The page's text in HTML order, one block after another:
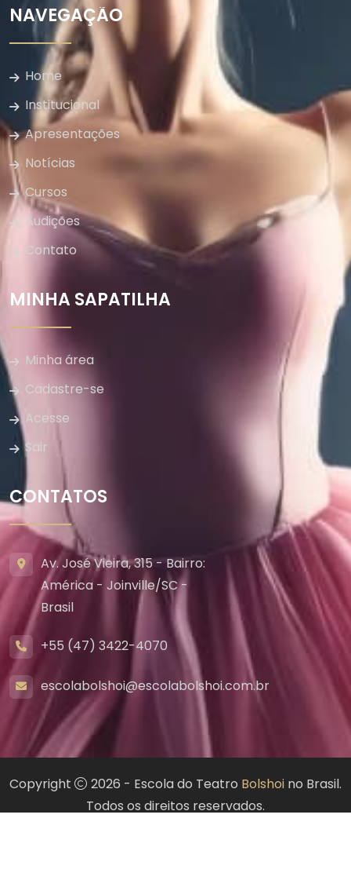
NAVEGAÇÃO
Home
Institucional
Apresentações
Notícias
Cursos
Audições
Contato
MINHA SAPATILHA
Minha área
Cadastre-se
Acesse
Sair
CONTATOS
Av. José Vieira, 315 - Bairro:
América - Joinville/SC -
Brasil
+55 (47) 3422-4070
escolabolshoi@escolabolshoi.com.br
Copyright 2026 - Escola do Teatro Bolshoi no Brasil.
Todos os direitos reservados.